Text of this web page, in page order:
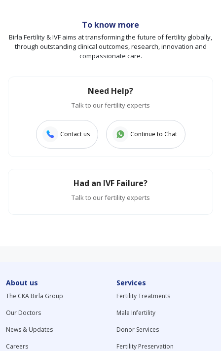
To know more
Birla Fertility & IVF aims at transforming the future of fertility globally,
through outstanding clinical outcomes, research, innovation and
compassionate care.
Need Help?
Talk to our fertility experts
Contact us Continue to Chat
Had an IVF Failure?
Talk to our fertility experts
About us
The CKA Birla Group
Our Doctors
News & Updates
Careers
Services
Fertility Treatments
Male Infertility
Donor Services
Fertility Preservation